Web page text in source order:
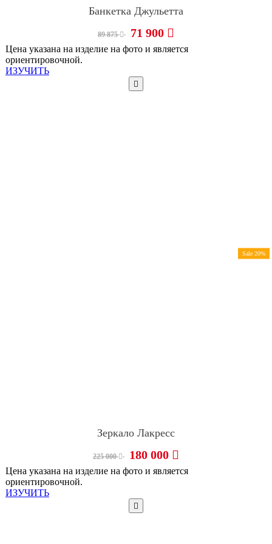
Банкетка Джульетта
89 875 71 900
Цена указана на изделие на фото и является
ориентировочной.
ИЗУЧИТЬ
Sale 20%
Зеркало Лакресс
225 000 180 000
Цена указана на изделие на фото и является
ориентировочной.
ИЗУЧИТЬ